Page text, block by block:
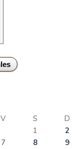
V S
D
1
2
7 8
9